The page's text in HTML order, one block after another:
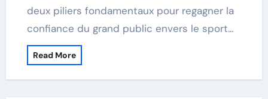
deux piliers fondamentaux pour regagner la
confiance du grand public envers le sport…
Read More